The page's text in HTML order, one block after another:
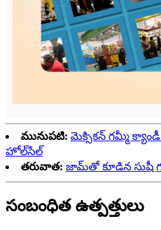
మునుపటి: మెక్సికన్ గమ్మీ
హోల్‌సేల్
తరువాత: జామ్‌తో కూడిన సుషీ
సంబంధిత ఉత్పత్తులు